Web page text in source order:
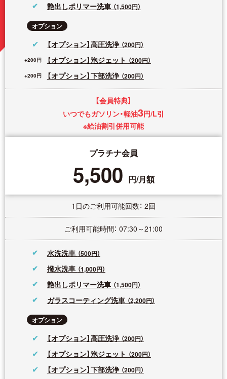
艶出しポリマー洗車 （1,500円）
オプション
【オプション】高圧洗浄 （200円）
【オプション】泡ジェット （200円）
【オプション】下部洗浄 （200円）
【会員特典】
いつでもガソリン・軽油3円/L引
※給油割引併用可能
プラチナ会員
5,500 円/月額
1日のご利用可能回数： 2回
ご利用可能時間： 07:30～21:00
水洗洗車 （500円）
撥水洗車 （1,000円）
艶出しポリマー洗車 （1,500円）
ガラスコーティング洗車 （2,200円）
オプション
【オプション】高圧洗浄 （200円）
【オプション】泡ジェット （200円）
【オプション】下部洗浄 （200円）